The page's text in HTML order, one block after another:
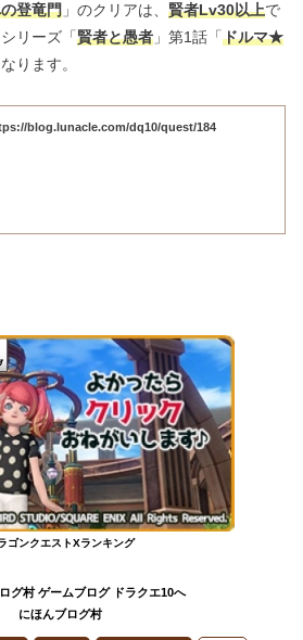
登竜門 」のクリアは、 賢者Lv30以上で
リーズ「賢者と愚者 」第1話「ドルマ★
ります。
blog.lunacle.com/dq10/quest/184
ゴンクエストXランキング
にほんブログ村